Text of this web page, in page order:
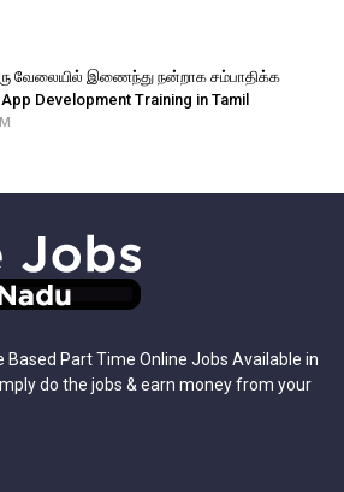
வேலையில் இணைந்து நன்றாக சம்பாதிக்க
Development Training in Tamil
Part Time Online Jobs Available in
do the jobs & earn money from your